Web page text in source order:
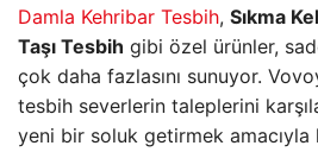
Damla Kehribar Tesbih, Sıkma
Taşı Tesbih gibi özel ürünler,
çok daha fazlasını sunuyor.
tesbih severlerin taleplerini
yeni bir soluk getirmek amacıyla